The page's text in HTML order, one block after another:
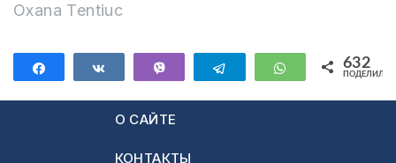
Oxana Tentiuc
ПоделитьсяПоделиться Telegram WhatsApp
632
О САЙТЕ
КОНТАКТЫ